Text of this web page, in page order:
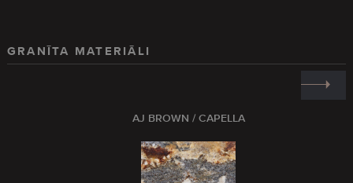
GRANĪTA MATERIĀLI
AJ BROWN / CAPELLA